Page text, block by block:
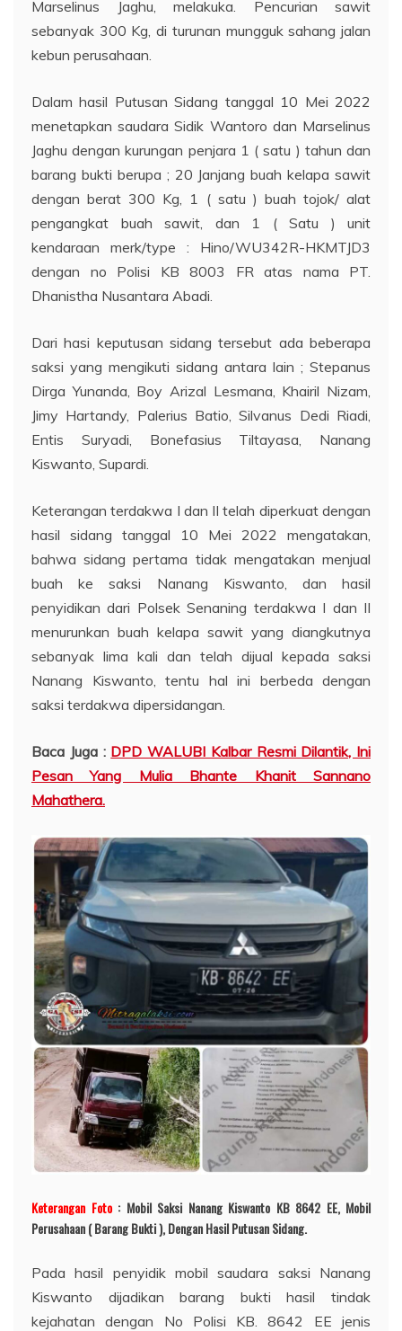
Marselinus Jaghu, melakuka. Pencurian sawit
sebanyak 300 Kg, di turunan mungguk sahang jalan
kebun perusahaan.
Dalam hasil Putusan Sidang tanggal 10 Mei 2022
menetapkan saudara Sidik Wantoro dan Marselinus
Jaghu dengan kurungan penjara 1 ( satu ) tahun dan
barang bukti berupa ; 20 Janjang buah kelapa sawit
dengan berat 300 Kg, 1 ( satu ) buah tojok/ alat
pengangkat buah sawit, dan 1 ( Satu ) unit
kendaraan merk/type : Hino/WU342R-HKMTJD3
dengan no Polisi KB 8003 FR atas nama PT.
Dhanistha Nusantara Abadi.
Dari hasi keputusan sidang tersebut ada beberapa
saksi yang mengikuti sidang antara lain ; Stepanus
Dirga Yunanda, Boy Arizal Lesmana, Khairil Nizam,
Jimy Hartandy, Palerius Batio, Silvanus Dedi Riadi,
Entis Suryadi, Bonefasius Tiltayasa, Nanang
Kiswanto, Supardi.
Keterangan terdakwa I dan II telah diperkuat dengan
hasil sidang tanggal 10 Mei 2022 mengatakan,
bahwa sidang pertama tidak mengatakan menjual
buah ke saksi Nanang Kiswanto, dan hasil
penyidikan dari Polsek Senaning terdakwa I dan II
menurunkan buah kelapa sawit yang diangkutnya
sebanyak lima kali dan telah dijual kepada saksi
Nanang Kiswanto, tentu hal ini berbeda dengan
saksi terdakwa dipersidangan.
Baca Juga : DPD WALUBI Kalbar Resmi Dilantik, Ini
Pesan Yang Mulia Bhante Khanit Sannano
Mahathera.
Keterangan Foto: Mobil Saksi Nanang Kiswanto KB 8642 EE, Mobil
Perusahaan ( Barang Bukti ), Dengan Hasil Putusan Sidang.
Pada hasil penyidik mobil saudara saksi Nanang
Kiswanto dijadikan barang bukti hasil tindak
kejahatan dengan No Polisi KB. 8642 EE jenis